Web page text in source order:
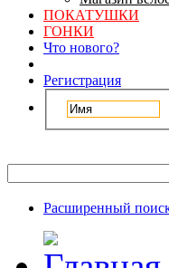
ПОКАТУШКИ
ГОНКИ
Что нового?
Регистрация
Расширенный